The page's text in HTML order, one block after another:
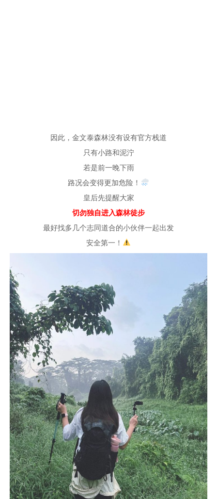
因此，金文泰森林没有设有官方栈道
只有小路和泥泞
若是前一晚下雨
路况会变得更加危险！
皇后先提醒大家
切勿独自进入森林徒步
最好找多几个志同道合的小伙伴一起出发
安全第一！